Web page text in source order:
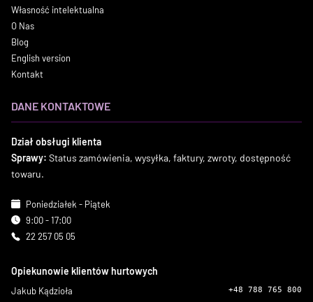
Własność intelektualna
O Nas
Blog
English version
Kontakt
DANE KONTAKTOWE
Dział obsługi klienta
Sprawy: Status zamówienia, wysyłka, faktury, zwroty, dostępność
towaru.
Poniedziałek - Piątek
9:00 - 17:00
22 257 05 05
Opiekunowie klientów hurtowych
Jakub Kądzioła +48 788 765 800